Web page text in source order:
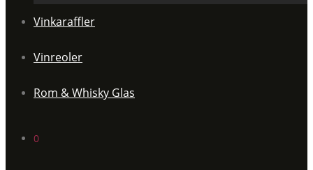
Vinkaraffler
Vinreoler
Rom & Whisky Glas
0